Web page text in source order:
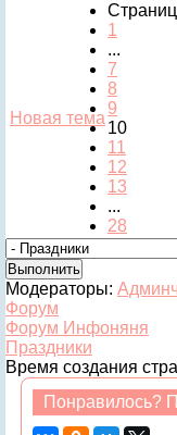
Новая тема
1
...
7
8
9
10
11
12
13
...
28
Модераторы:
Форум
Форум Инфоняня
Праздники
Время создания
Понравилось?